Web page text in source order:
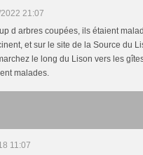
21:07
d arbres coupées, ils étaient
et sur le site de la Source du
le long du Lison vers les
malades.
11:07